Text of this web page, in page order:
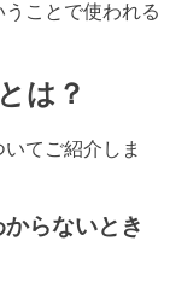
ことで使われる
は？
てご紹介しま
らないとき